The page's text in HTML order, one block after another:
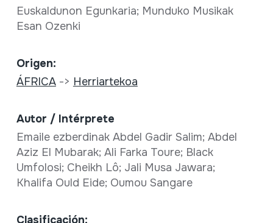
Euskaldunon Egunkaria; Munduko Musikak
Esan Ozenki
Origen:
ÁFRICA-> Herriartekoa
Autor / Intérprete
Emaile ezberdinak Abdel Gadir Salim; Abdel
Aziz El Mubarak; Ali Farka Toure; Black
Umfolosi; Cheikh Lô; Jali Musa Jawara;
Khalifa Ould Eide; Oumou Sangare
Clasificación: